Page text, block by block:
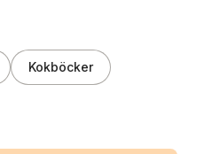
Kokböcker